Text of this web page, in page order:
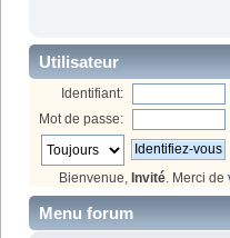
Utilisateur
Identifiant:
Mot de passe:
Bienvenue, Invité . Merci de
Menu forum